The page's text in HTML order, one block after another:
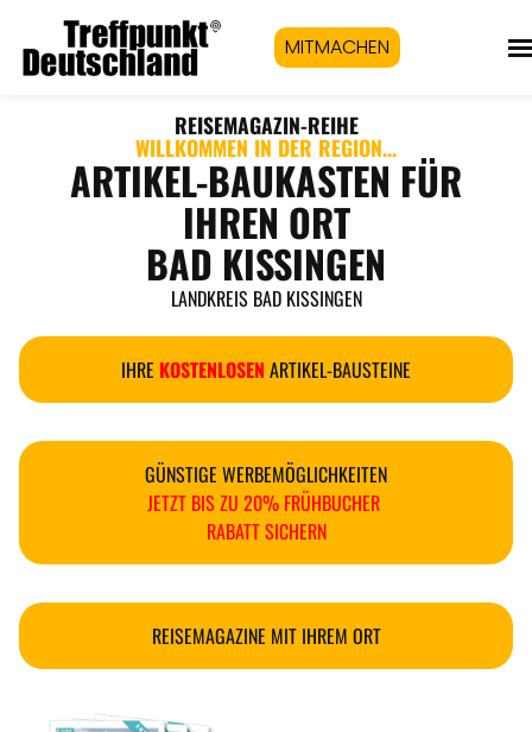
MITMACHEN
REISEMAGAZIN-REIHE
WILLKOMMEN IN DER REGION...
ARTIKEL-BAUKASTEN FÜR
IHREN ORT
BAD KISSINGEN
LANDKREIS BAD KISSINGEN
IHRE KOSTENLOSEN ARTIKEL-BAUSTEINE
GÜNSTIGE WERBEMÖGLICHKEITEN
JETZT BIS ZU 20% FRÜHBUCHER
RABATT SICHERN
REISEMAGAZINE MIT IHREM ORT